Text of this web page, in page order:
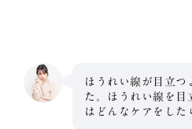
ほうれい線が目立つ
た。ほうれい線を目
はどんなケアをした